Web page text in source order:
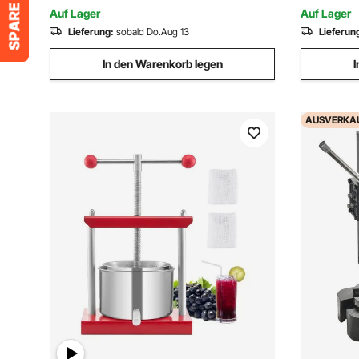
Malerarbeiten Holzarbeiten
Auf Lager
Lieferung: sobald Do.Aug 13
In den Warenkorb legen
Auf Lager